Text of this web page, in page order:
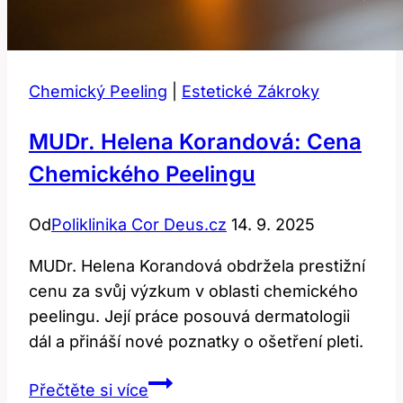
Chemický Peeling Estetické Zákroky
MUDr. Helena Korandová: Cena
Chemického Peelingu
OdPoliklinika Cor Deus.cz 14. 9. 2025
MUDr. Helena Korandová obdržela prestižní
cenu za svůj výzkum v oblasti chemického
peelingu. Její práce posouvá dermatologii
dál a přináší nové poznatky o ošetření pleti.
Přečtěte si víceMUDr.